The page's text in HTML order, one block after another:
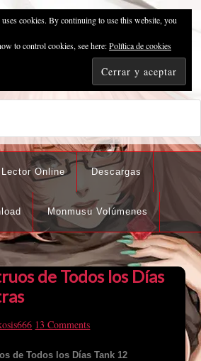
what I do, but what I do best isn't very
Lector Online Descargas
Monmusu Volúmenes
de Todos los Días
13 Comments
de Todos los Días Tank 12
cookies. By continuing to use this website, you
to control cookies, see here:Política de cookies